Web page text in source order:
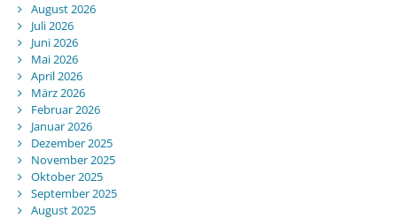
August 2026
Juli 2026
Juni 2026
Mai 2026
April 2026
März 2026
Februar 2026
Januar 2026
Dezember 2025
November 2025
Oktober 2025
September 2025
August 2025